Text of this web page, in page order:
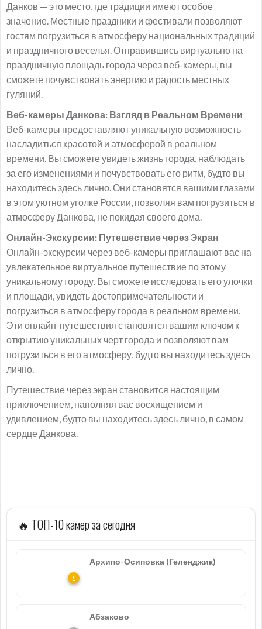
Данков — это место, где традиции имеют особое
значение. Местные праздники и фестивали позволяют
гостям погрузиться в атмосферу национальных традиций
и праздничного веселья. Отправившись виртуально на
праздничную площадь города через веб-камеры, вы
сможете почувствовать энергию и радость местных
гуляний.
Веб-камеры Данкова: Взгляд в Реальном Времени
Веб-камеры предоставляют уникальную возможность
насладиться красотой и атмосферой в реальном
времени. Вы сможете увидеть жизнь города, наблюдать
за его изменениями и почувствовать его ритм, будто вы
находитесь здесь лично. Они становятся вашими глазами
в этом уютном уголке России, позволяя вам погрузиться в
атмосферу Данкова, не покидая своего дома.
Онлайн-Экскурсии: Путешествие через Экран
Онлайн-экскурсии через веб-камеры приглашают вас на
увлекательное виртуальное путешествие по этому
уникальному городу. Вы сможете исследовать его улочки
и площади, увидеть достопримечательности и
погрузиться в атмосферу города в реальном времени.
Эти онлайн-путешествия становятся вашим ключом к
открытию уникальных черт города и позволяют вам
погрузиться в его атмосферу, будто вы находитесь здесь
лично.
Путешествие через экран становится настоящим
приключением, наполняя вас восхищением и
удивлением, будто вы находитесь здесь лично, в самом
сердце Данкова.
🔥 ТОП-10 камер за сегодня
Архипо-Осиповка (Геленджик)
Абзаково